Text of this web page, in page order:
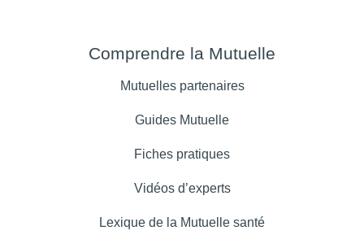
Comprendre la Mutuelle
Mutuelles partenaires
Guides Mutuelle
Fiches pratiques
Vidéos d’experts
Lexique de la Mutuelle santé